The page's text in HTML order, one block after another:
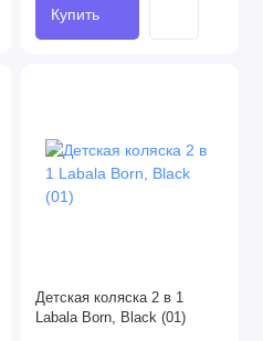
Купить
Детская коляска 2 в 1
Labala Born, Black (01)